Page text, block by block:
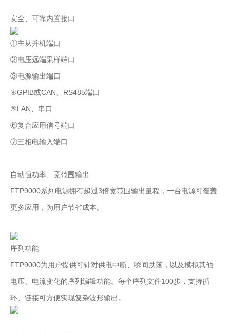
安全、可靠内置接口
①主从并机端口
②电压远端采样端口
③电源输出端口
④GPIB或CAN、RS485端口
⑤LAN、串口
⑥复合应用信号端口
⑦三相电输入端口
自动恒功率、宽范围输出
FTP9000系列电源拥有超过3倍宽范围输出量程，一台电源可覆盖
更多应用，为用户节省成本。
序列功能
FTP9000为用户提供可针对供电中断、瞬间跌落，以及模拟其他
电压、电流变化的序列编辑功能。每个序列文件100步，支持循
环、链接可方便实现复杂波形输出。